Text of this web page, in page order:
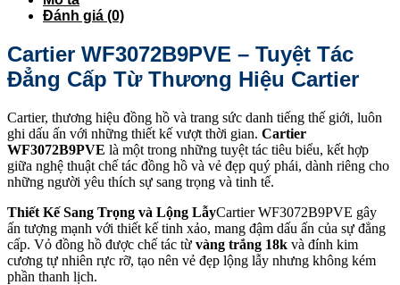
Đánh giá (0)
Cartier WF3072B9PVE – Tuyệt Tác
Đẳng Cấp Từ Thương Hiệu Cartier
Cartier, thương hiệu đồng hồ và trang sức danh tiếng thế giới, luôn
ghi dấu ấn với những thiết kế vượt thời gian. Cartier
WF3072B9PVE là một trong những tuyệt tác tiêu biểu, kết hợp
giữa nghệ thuật chế tác đồng hồ và vẻ đẹp quý phái, dành riêng cho
những người yêu thích sự sang trọng và tinh tế.
Thiết Kế Sang Trọng và Lộng LẫyCartier WF3072B9PVE gây
ấn tượng mạnh với thiết kế tinh xảo, mang đậm dấu ấn của sự đẳng
cấp. Vỏ đồng hồ được chế tác từ vàng trắng 18k và đính kim
cương tự nhiên rực rỡ, tạo nên vẻ đẹp lộng lẫy nhưng không kém
phần thanh lịch.